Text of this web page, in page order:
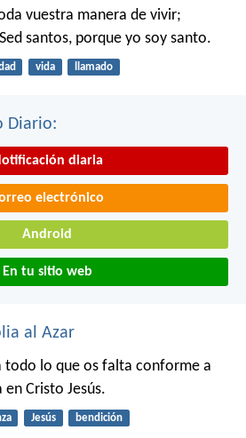
vuestra manera de vivir;
santos, porque yo soy santo.
vida llamado
Diario:
diaria
electrónico
Android
En tu sitio web
al Azar
todo lo que os falta conforme a
en Cristo Jesús.
Jesús bendición